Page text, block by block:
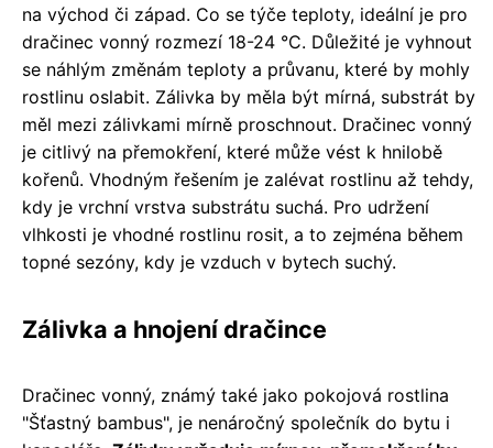
na východ či západ. Co se týče teploty, ideální je pro
dračinec vonný rozmezí 18-24 °C. Důležité je vyhnout
se náhlým změnám teploty a průvanu, které by mohly
rostlinu oslabit. Zálivka by měla být mírná, substrát by
měl mezi zálivkami mírně proschnout. Dračinec vonný
je citlivý na přemokření, které může vést k hnilobě
kořenů. Vhodným řešením je zalévat rostlinu až tehdy,
kdy je vrchní vrstva substrátu suchá. Pro udržení
vlhkosti je vhodné rostlinu rosit, a to zejména během
topné sezóny, kdy je vzduch v bytech suchý.
Zálivka a hnojení dračince
Dračinec vonný, známý také jako pokojová rostlina
"Šťastný bambus", je nenáročný společník do bytu i